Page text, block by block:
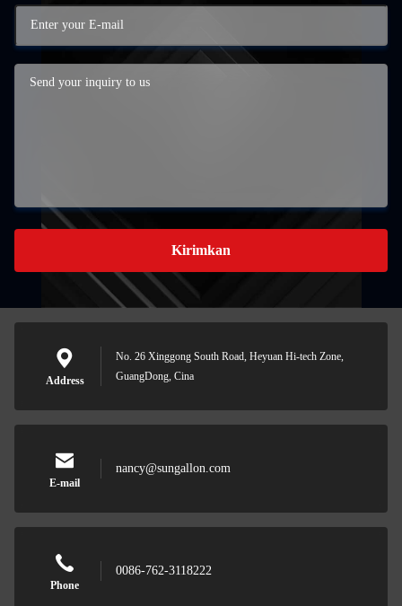
Kirimkan
Address
No. 26 Xinggong South Road, Heyuan Hi-tech Zone,
GuangDong, Cina
E-mail
nancy@sungallon.com
Phone
0086-762-3118222